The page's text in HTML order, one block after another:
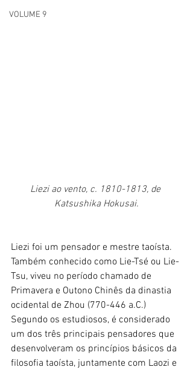
VOLUME 9
Liezi ao vento, c. 1810-1813, de
Katsushika Hokusai.
Liezi foi um pensador e mestre taoísta.
Também conhecido como Lie-Tsé ou Lie-
Tsu, viveu no período chamado de
Primavera e Outono Chinês da dinastia
ocidental de Zhou (770-446 a.C.)
Segundo os estudiosos, é considerado
um dos três principais pensadores que
desenvolveram os princípios básicos da
filosofia taoísta, juntamente com Laozi e